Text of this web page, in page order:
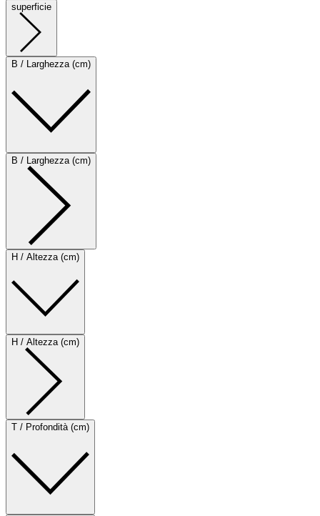
superficie
B / Larghezza (cm)
B / Larghezza (cm)
H / Altezza (cm)
H / Altezza (cm)
T / Profondità (cm)